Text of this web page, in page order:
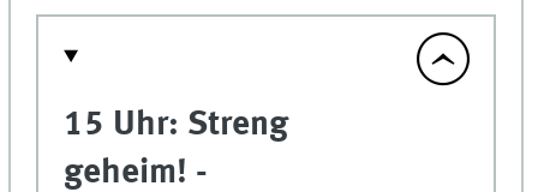
15 Uhr: Streng
geheim! -